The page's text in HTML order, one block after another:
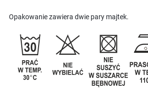
Opakowanie zawiera dwie pary majtek.